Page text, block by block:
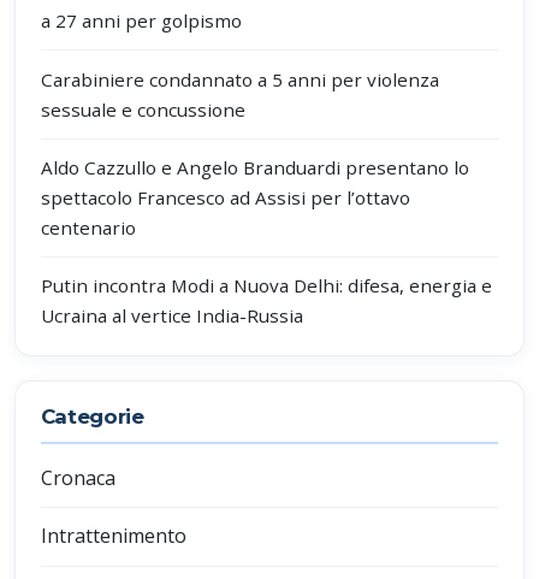
a 27 anni per golpismo
Carabiniere condannato a 5 anni per violenza
sessuale e concussione
Aldo Cazzullo e Angelo Branduardi presentano lo
spettacolo Francesco ad Assisi per l’ottavo
centenario
Putin incontra Modi a Nuova Delhi: difesa, energia e
Ucraina al vertice India-Russia
Categorie
Cronaca
Intrattenimento